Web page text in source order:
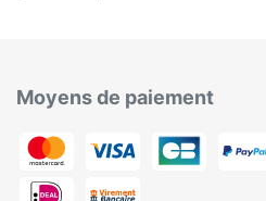
Moyens de paiement